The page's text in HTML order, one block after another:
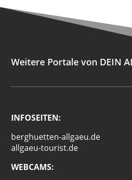
Weitere Portale von DEIN
INFOSEITEN:
berghuetten-allgaeu.de
allgaeu-tourist.de
WEBCAMS: